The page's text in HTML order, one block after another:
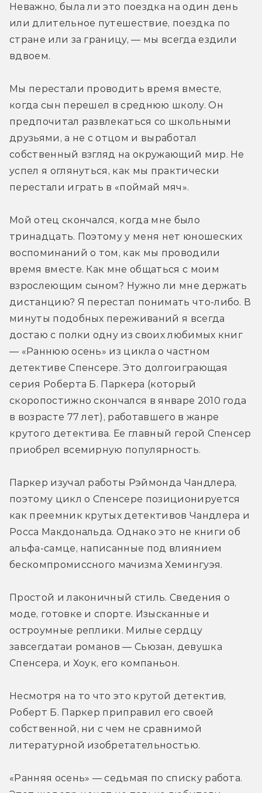
Неважно, была ли это поездка на один день
или длительное путешествие, поездка по
стране или за границу, — мы всегда ездили
вдвоем.
Мы перестали проводить время вместе,
когда сын перешел в среднюю школу. Он
предпочитал развлекаться со школьными
друзьями, а не с отцом и выработал
собственный взгляд на окружающий мир. Не
успел я оглянуться, как мы практически
перестали играть в «поймай мяч».
Мой отец скончался, когда мне было
тринадцать. Поэтому у меня нет юношеских
воспоминаний о том, как мы проводили
время вместе. Как мне общаться с моим
взрослеющим сыном? Нужно ли мне держать
дистанцию? Я перестал понимать что-либо. В
минуты подобных переживаний я всегда
достаю с полки одну из своих любимых книг
— «Раннюю осень» из цикла о частном
детективе Спенсере. Это долгоиграющая
серия Роберта Б. Паркера (который
скоропостижно скончался в январе 2010 года
в возрасте 77 лет), работавшего в жанре
крутого детектива. Ее главный герой Спенсер
приобрел всемирную популярность.
Паркер изучал работы Рэймонда Чандлера,
поэтому цикл о Спенсере позиционируется
как преемник крутых детективов Чандлера и
Росса Макдональда. Однако это не книги об
альфа-самце, написанные под влиянием
бескомпромиссного мачизма Хемингуэя.
Простой и лаконичный стиль. Сведения о
моде, готовке и спорте. Изысканные и
остроумные реплики. Милые сердцу
завсегдатаи романов — Сьюзан, девушка
Спенсера, и Хоук, его компаньон.
Несмотря на то что это крутой детектив,
Роберт Б. Паркер приправил его своей
собственной, ни с чем не сравнимой
литературной изобретательностью.
«Ранняя осень» — седьмая по списку работа.